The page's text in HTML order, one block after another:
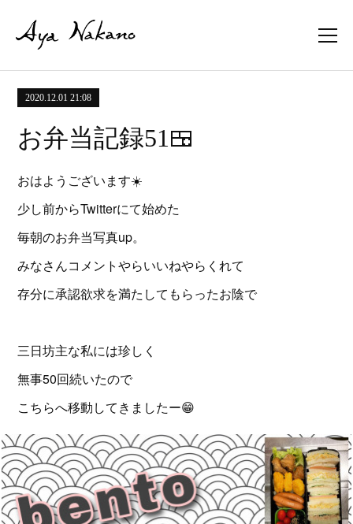
2020.12.01 21:08
お弁当記録51🍱
おはようございます☀️
少し前からTwitterにて始めた
毎朝のお弁当写真up。
みなさんコメントやらいいねやらくれて
存分に承認欲求を満たしてもらったお陰で
三日坊主な私には珍しく
無事50回続いたので
こちらへ移動してきましたー😁